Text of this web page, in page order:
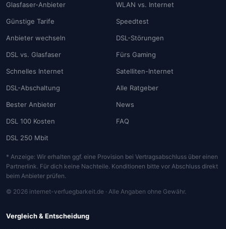
Glasfaser-Anbieter
Günstige Tarife
Anbieter wechseln
DSL vs. Glasfaser
Schnelles Internet
DSL-Abschaltung
Bester Anbieter
DSL 100 Kosten
DSL 250 Mbit
WLAN vs. Internet
Speedtest
DSL-Störungen
Fürs Gaming
Satelliten-Internet
Alle Ratgeber
News
FAQ
* Anzeige: Wir erhalten ggf. eine Provision bei Vertragsabschluss über einen
Partnerlink. Für dich keine Nachteile. Konditionen bitte vor Abschluss direkt
beim Anbieter prüfen.
© 2026 internet-verfuegbarkeit.de · Alle Angaben ohne Gewähr.
Vergleich & Entscheidung